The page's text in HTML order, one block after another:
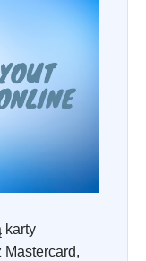
karty
Mastercard,